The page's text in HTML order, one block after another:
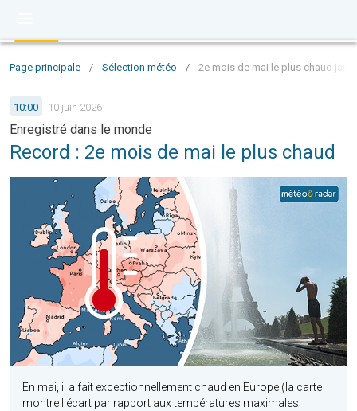
Page principale / Sélection météo / 2e mois de mai le plus chaud
10:00 10 juin 2026
Enregistré dans le monde
Record : 2e mois de mai le plus chaud
En mai, il a fait exceptionnellement chaud en Europe (la carte
montre l'écart par rapport aux températures maximales